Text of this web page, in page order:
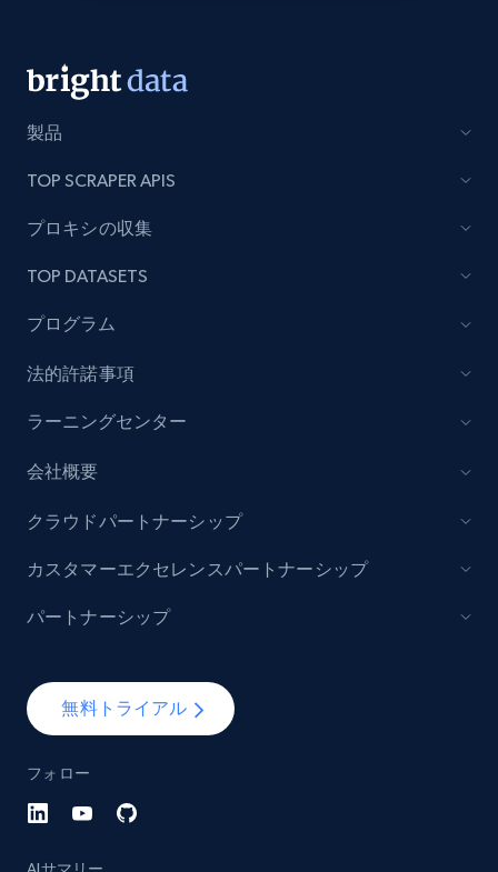
Lazada - Products - Discover products by
URL, Title, Rating, Reviews, Initial price, Final
991+
Lazada - Products - Discover products by
price, Currency, Stock, and more.
991+
Lowes.com
URL, Domain, Marketplace pn, Sku, Other pn,
more.
製品
TOP SCRAPER APIS
プロキシの収集
TOP DATASETS
プログラム
法的許諾事項
ラーニングセンター
会社概要
無料トライアル
フォロー
クラウドパートナーシップ
カスタマーエクセレンスパートナーシップ
パートナーシップ